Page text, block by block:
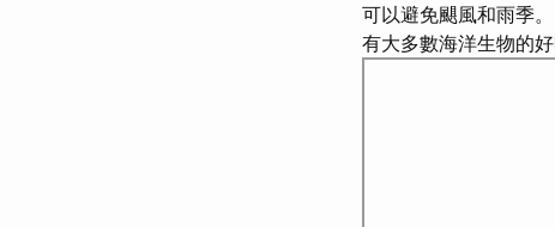
可以避免颶風和雨季。
有大多數海洋生物的